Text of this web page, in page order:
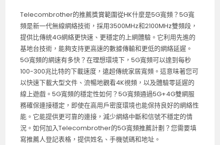
Telecombrother的推薦獎賞範圍從HK什麼是5G寬頻？5G寬
頻是新一代無線網絡技術，採用3500MHz和2100MHz雙頻段，
提供比傳統4G網絡更快速、更穩定的上網體驗。它利用先進的
基地台技術，能夠支持更高速的數據傳輸和更低的網絡延遲。
5G寬頻的網速有多快？在理想環境下，5G寬頻可以達到每秒
100-300兆比特的下載速度，遠超傳統家居寬頻。這意味著您可
以快速下載大型文件、流暢地觀看4K視頻，以及體驗零延遲的
線上遊戲。5G寬頻的穩定性如何？5G寬頻通過5G+4G雙網服
務確保連接穩定，即使在高用戶密度環境也能保持良好的網絡性
能。它能提供更可靠的連接，減少網絡中斷和信號不穩定的情
況。如何加入Telecombrother的5G寬頻推薦計劃？您需要填
寫推薦人登記表格，提供姓名、手機號碼和地址。